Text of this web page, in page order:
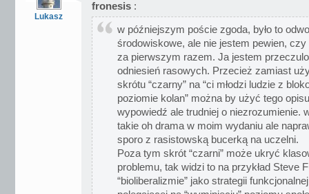
Lukasz
fronesis :
w późniejszym poście zgoda, było to
środowiskowe, ale nie jestem pewien, czy
za pierwszym razem. Ja jestem
odniesień rasowych. Przecież zamiast
skrótu “czarny” na “ci młodzi ludzie z
poziomie kolan” można by użyć tego
wypowiedź ale trudniej o niezrozumienie.
takie oh drama w moim wydaniu ale
sporo z rasistowską bucerką na uczelni.
Poza tym skrót “czarni” może ukryć
problemu, tak widzi to na przykład Steve
“bioliberalizmie” jako strategii